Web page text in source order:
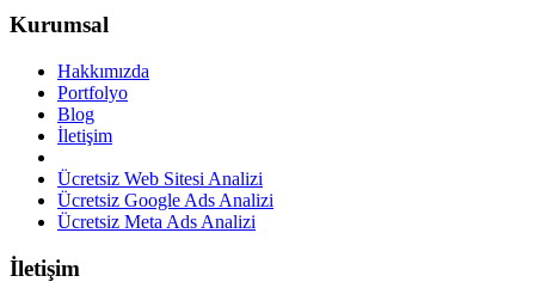
Kurumsal
Hakkımızda
Portfolyo
Blog
İletişim
Ücretsiz Web Sitesi Analizi
Ücretsiz Google Ads Analizi
Ücretsiz Meta Ads Analizi
İletişim